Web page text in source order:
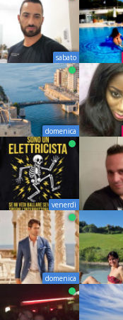
sabato
domenica
venerdì
domenica